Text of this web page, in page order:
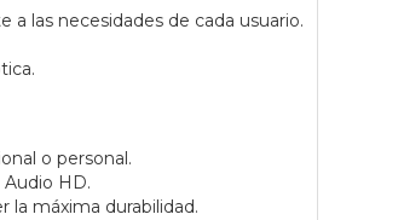
las necesidades de cada usuario.
o personal.
HD.
la máxima durabilidad.